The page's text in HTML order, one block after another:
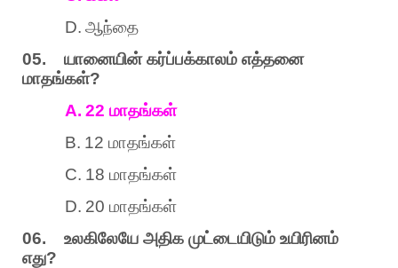
D. ஆந்தை
05. யானையின் கர்ப்பக்காலம் எத்தனை
மாதங்கள்?
A. 22 மாதங்கள்
B. 12 மாதங்கள்
C. 18 மாதங்கள்
D. 20 மாதங்கள்
06. உலகிலேயே அதிக முட்டையிடும் உயிரினம்
எது?